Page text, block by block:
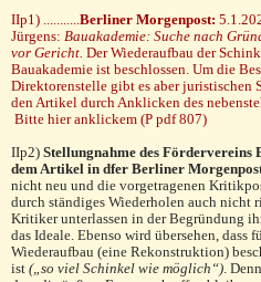
IIp1) ...........Berliner Morgenpost:
Jürgens: Bauakademie: Suche nach
vor Gericht. Der Wiederaufbau der
Bauakademie ist beschlossen. Um die
Direktorenstelle gibt es aber juristischen
den Artikel durch Anklicken des
Bitte hier anklickem (P pdf 807)
IIp2) Stellungnahme des Fördervereins
dem Artikel in dfer Berliner
nicht neu und die vorgetragenen
durch ständiges Wiederholen auch
Kritiker unterlassen in der Begründung
das Ideale. Ebenso wird übersehen, dass
Wiederaufbau (eine Rekonstruktion)
ist („so viel Schinkel wie möglich“).